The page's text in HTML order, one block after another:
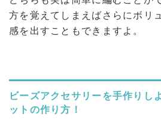
方を覚えてしまえばさらにボリ
感を出すこともできますよ。
ビーズアクセサリーを手作りし
ットの作り方！